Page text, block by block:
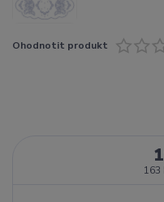
Ohodnotit produkt
163